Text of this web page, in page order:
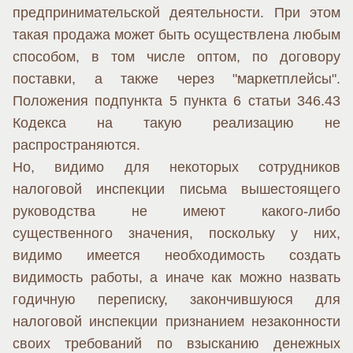
предпринимательской деятельности. При этом
такая продажа может быть осуществлена любым
способом, в том числе оптом, по договору
поставки, а также через "маркетплейсы".
Положения подпункта 5 пункта 6 статьи 346.43
Кодекса на такую реализацию не
распространяются.
Но, видимо для некоторых сотрудников
налоговой инспекции письма вышестоящего
руководства не имеют какого-либо
существенного значения, поскольку у них,
видимо имеется необходимость создать
видимость работы, а иначе как можно назвать
годичную переписку, закончившуюся для
налоговой инспекции признанием незаконности
своих требований по взысканию денежных